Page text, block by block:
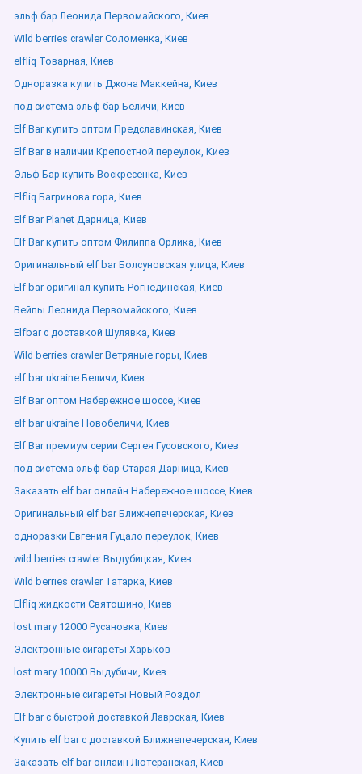
эльф бар Леонида Первомайского, Киев
Wild berries crawler Соломенка, Киев
elfliq Товарная, Киев
Одноразка купить Джона Маккейна, Киев
под система эльф бар Беличи, Киев
Elf Bar купить оптом Предславинская, Киев
Elf Bar в наличии Крепостной переулок, Киев
Эльф Бар купить Воскресенка, Киев
Elfliq Багринова гора, Киев
Elf Bar Planet Дарница, Киев
Elf Bar купить оптом Филиппа Орлика, Киев
Оригинальный elf bar Болсуновская улица, Киев
Elf bar оригинал купить Рогнединская, Киев
Вейпы Леонида Первомайского, Киев
Elfbar с доставкой Шулявка, Киев
Wild berries crawler Ветряные горы, Киев
elf bar ukraine Беличи, Киев
Elf Bar оптом Набережное шоссе, Киев
elf bar ukraine Новобеличи, Киев
Elf Bar премиум серии Сергея Гусовского, Киев
под система эльф бар Старая Дарница, Киев
Заказать elf bar онлайн Набережное шоссе, Киев
Оригинальный elf bar Ближнепечерская, Киев
одноразки Евгения Гуцало переулок, Киев
wild berries crawler Выдубицкая, Киев
Wild berries crawler Татарка, Киев
Elfliq жидкости Святошино, Киев
lost mary 12000 Русановка, Киев
Электронные сигареты Харьков
lost mary 10000 Выдубичи, Киев
Электронные сигареты Новый Роздол
Elf bar с быстрой доставкой Лаврская, Киев
Купить elf bar с доставкой Ближнепечерская, Киев
Заказать elf bar онлайн Лютеранская, Киев